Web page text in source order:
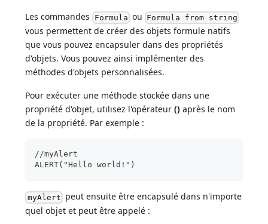
Les commandes Formula ou Formula from string
vous permettent de créer des objets formule natifs
que vous pouvez encapsuler dans des propriétés
d'objets. Vous pouvez ainsi implémenter des
méthodes d'objets personnalisées.
Pour exécuter une méthode stockée dans une
propriété d'objet, utilisez l'opérateur() après le nom
de la propriété. Par exemple :
//myAlert
ALERT("Hello world!")
myAlert peut ensuite être encapsulé dans n'importe
quel objet et peut être appelé :